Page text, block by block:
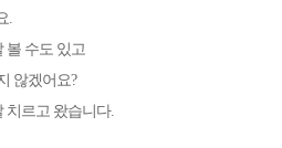
.
볼 수도 있고
않겠어요?
치르고 왔습니다.